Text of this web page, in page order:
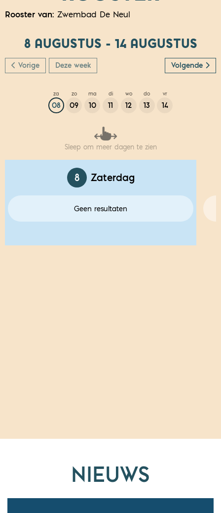
Rooster van: Zwembad De Neul
8 AUGUSTUS - 14 AUGUSTUS
Vorige Deze week Volgende
za
08
zo
09
ma
10
di
11
wo
12
do
13
vr
14
Sleep om meer dagen te zien
8 Zaterdag
Geen resultaten
NIEUWS